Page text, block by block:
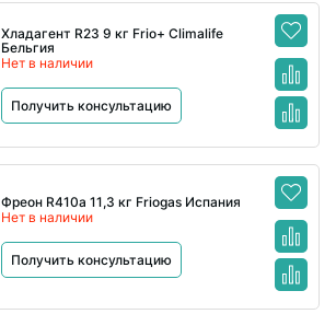
Хладагент R23 9 кг Frio+ Climalife
Бельгия
Нет в наличии
Получить консультацию
Фреон R410a 11,3 кг Friogas Испания
Нет в наличии
Получить консультацию